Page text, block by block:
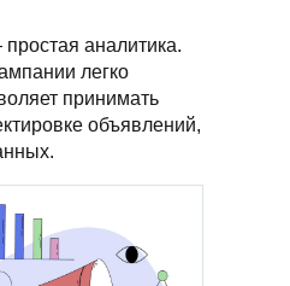
аналитика.
легко
принимать
объявлений,